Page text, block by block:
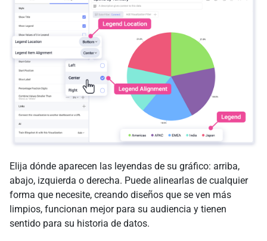
Elija dónde aparecen las leyendas de su gráfico: arriba,
abajo, izquierda o derecha. Puede alinearlas de cualquier
forma que necesite, creando diseños que se ven más
limpios, funcionan mejor para su audiencia y tienen
sentido para su historia de datos.